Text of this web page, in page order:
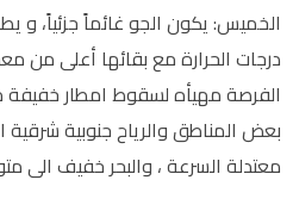
الخميس: يكون الجو غائماً جزئياً،
درجات الحرارة مع بقائها أعلى من
الفرصة مهيأه لسقوط امطار
بعض المناطق والرياح جنوبية شرقية
معتدلة السرعة ، والبحر خفيف الى